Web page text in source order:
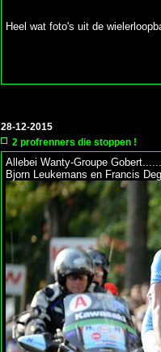
Heel wat foto's uit de
28-12-2015
2 profrenners die stoppen !
Allebei Wanty-Groupe
Bjorn Leukemans en Francis